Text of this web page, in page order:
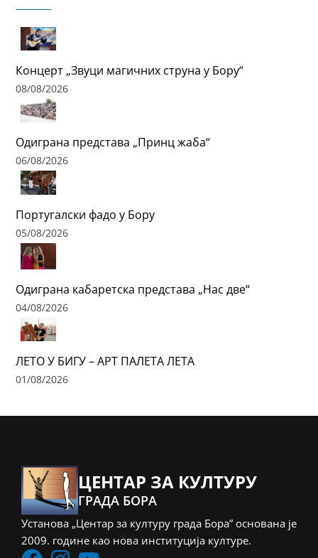
Концерт „Звуци магичних струна у Бору“
08/08/2026
Одиграна представа „Принц жаба“
06/08/2026
Португалски фадо у Бору
05/08/2026
Одиграна кабаретска представа „Нас две“
04/08/2026
ЛЕТО У БИГУ – АРТ ПАЛЕТА ЛЕТА
01/08/2026
ЦЕНТАР ЗА КУЛТУРУ
ГРАДА БОРА
Установа „Центар за културу града Бора” основана је
2009. године као нова институција културе.